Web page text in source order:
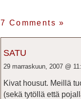
7 Comments»
SATU
29 marraskuun, 2007 @
Kivat housut. Meillä
(sekä tytöllä että